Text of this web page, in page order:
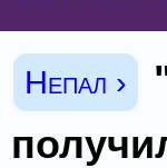
Непал ›